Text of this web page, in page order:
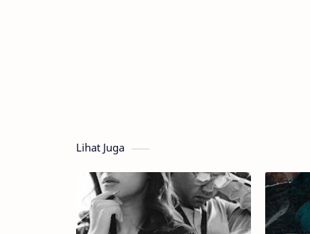
Lihat Juga